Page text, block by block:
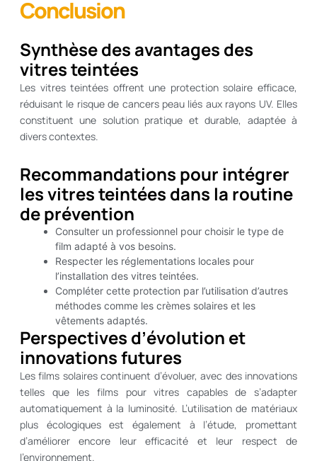
Conclusion
Synthèse des avantages des
vitres teintées
Les vitres teintées offrent une protection solaire efficace,
réduisant le risque de cancers peau liés aux rayons UV. Elles
constituent une solution pratique et durable, adaptée à
divers contextes.
Recommandations pour intégrer
les vitres teintées dans la routine
de prévention
Consulter un professionnel pour choisir le type de
film adapté à vos besoins.
Respecter les réglementations locales pour
l’installation des vitres teintées.
Compléter cette protection par l’utilisation d’autres
méthodes comme les crèmes solaires et les
vêtements adaptés.
Perspectives d’évolution et
innovations futures
Les films solaires continuent d’évoluer, avec des innovations
telles que les films pour vitres capables de s’adapter
automatiquement à la luminosité. L’utilisation de matériaux
plus écologiques est également à l’étude, promettant
d’améliorer encore leur efficacité et leur respect de
l’environnement.